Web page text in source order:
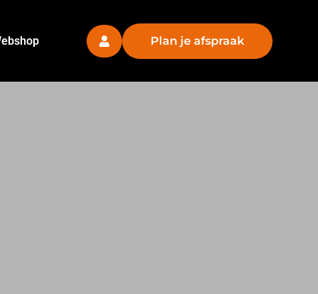
Plan je afspraak